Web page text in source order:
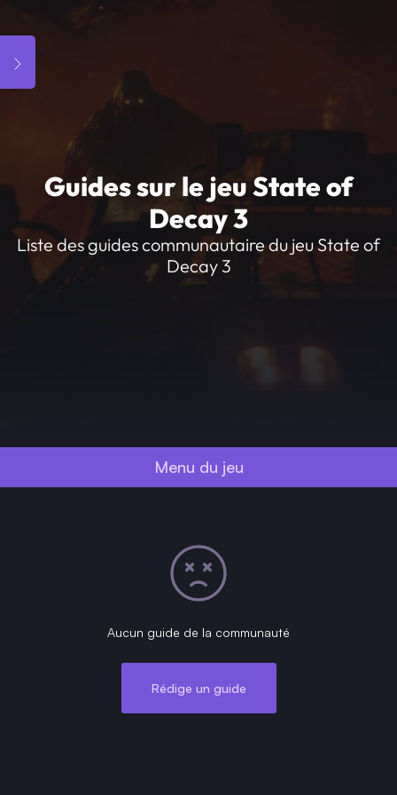
Guides sur le jeu State of
Decay 3
Liste des guides communautaire du jeu State of
Decay 3
Menu du jeu
Aucun guide de la communauté
Rédige un guide